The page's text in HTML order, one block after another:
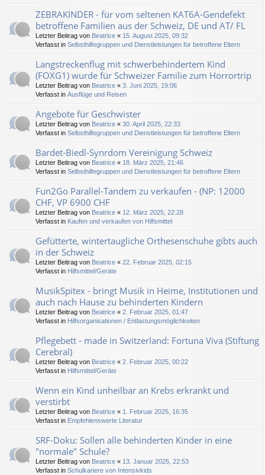
ZEBRAKINDER - für vom seltenen KAT6A-Gendefekt
betroffene Familien aus der Schweiz, DE und AT/ FL
Letzter Beitrag von Beatrice « 15. August 2025, 09:32
Verfasst in Selbsthilfegruppen und Dienstleistungen für betroffene Eltern
Langstreckenflug mit schwerbehindertem Kind
(FOXG1) wurde für Schweizer Familie zum Horrortrip
Letzter Beitrag von Beatrice « 3. Juni 2025, 19:06
Verfasst in Ausflüge und Reisen
Angebote für Geschwister
Letzter Beitrag von Beatrice « 30. April 2025, 22:33
Verfasst in Selbsthilfegruppen und Dienstleistungen für betroffene Eltern
Bardet-Biedl-Synrdom Vereinigung Schweiz
Letzter Beitrag von Beatrice « 18. März 2025, 21:46
Verfasst in Selbsthilfegruppen und Dienstleistungen für betroffene Eltern
Fun2Go Parallel-Tandem zu verkaufen - (NP: 12000
CHF, VP 6900 CHF
Letzter Beitrag von Beatrice « 12. März 2025, 22:28
Verfasst in Kaufen und verkaufen von Hilfsmittel
Gefütterte, wintertaugliche Orthesenschuhe gibts auch
in der Schweiz
Letzter Beitrag von Beatrice « 22. Februar 2025, 02:15
Verfasst in Hilfsmittel/Geräte
MusikSpitex - bringt Musik in Heime, Institutionen und
auch nach Hause zu behinderten Kindern
Letzter Beitrag von Beatrice « 2. Februar 2025, 01:47
Verfasst in Hilfsorganisationen / Entlastungsmöglichkeiten
Pflegebett - made in Switzerland: Fortuna Viva (Stiftung
Cerebral)
Letzter Beitrag von Beatrice « 2. Februar 2025, 00:22
Verfasst in Hilfsmittel/Geräte
Wenn ein Kind unheilbar an Krebs erkrankt und
verstirbt
Letzter Beitrag von Beatrice « 1. Februar 2025, 16:35
Verfasst in Empfehlenswerte Literatur
SRF-Doku: Sollen alle behinderten Kinder in eine
"normale" Schule?
Letzter Beitrag von Beatrice « 13. Januar 2025, 22:53
Verfasst in Schulkariere von Intensivkids